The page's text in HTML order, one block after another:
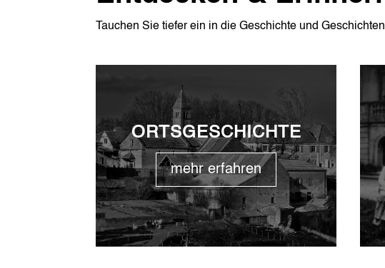
Tauchen Sie tiefer ein in die Geschichte und
ORTSGESCHICHTE
mehr erfahren